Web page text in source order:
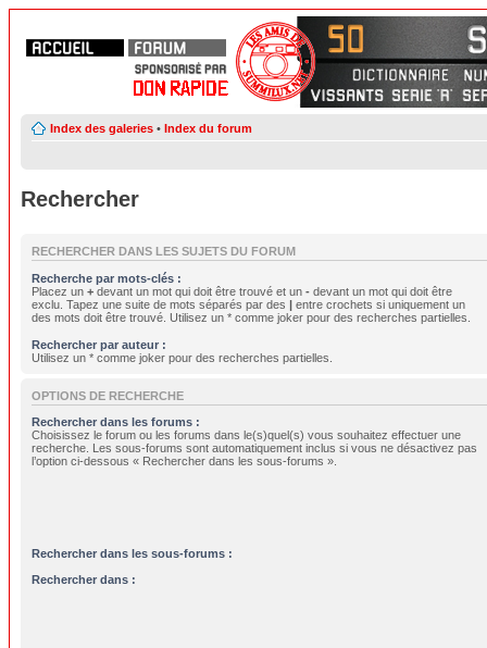
Index des galeries • Index du forum
Rechercher
RECHERCHER DANS LES SUJETS DU FORUM
Recherche par mots-clés :
Placez un + devant un mot qui doit être trouvé et un - devant un mot qui doit être
exclu. Tapez une suite de mots séparés par des | entre crochets si uniquement un
des mots doit être trouvé. Utilisez un * comme joker pour des recherches partielles.
Rechercher par auteur :
Utilisez un * comme joker pour des recherches partielles.
OPTIONS DE RECHERCHE
Rechercher dans les forums :
Choisissez le forum ou les forums dans le(s)quel(s) vous souhaitez effectuer une
recherche. Les sous-forums sont automatiquement inclus si vous ne désactivez pas
l’option ci-dessous « Rechercher dans les sous-forums ».
Rechercher dans les sous-forums :
Rechercher dans :